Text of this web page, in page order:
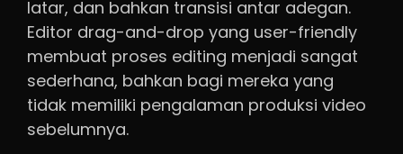
latar, dan bahkan transisi antar adegan.
Editor drag-and-drop yang user-friendly
membuat proses editing menjadi sangat
sederhana, bahkan bagi mereka yang
tidak memiliki pengalaman produksi video
sebelumnya.